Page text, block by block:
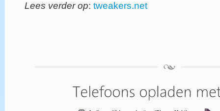
Lees verder op: tweakers.net